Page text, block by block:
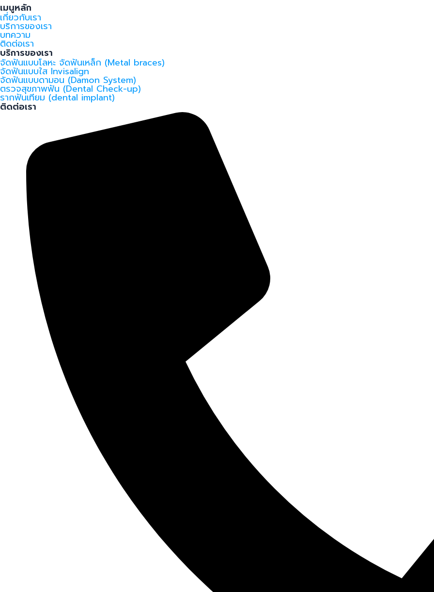
เมนูหลัก
เกี่ยวกับเรา
บริการของเรา
บทความ
ติดต่อเรา
บริการของเรา
จัดฟันแบบโลหะ จัดฟันเหล็ก (Metal braces)
จัดฟันแบบใส Invisalign
จัดฟันแบบดามอน (Damon System)
ตรวจสุขภาพฟัน (Dental Check-up)
รากฟันเทียม (dental implant)
ติดต่อเรา